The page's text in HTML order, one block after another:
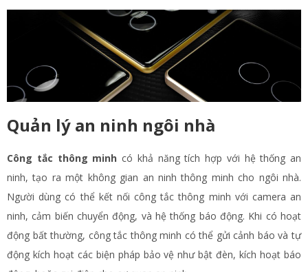
Quản lý an ninh ngôi nhà
Công tắc thông minh có khả năng tích hợp với hệ thống an
ninh, tạo ra một không gian an ninh thông minh cho ngôi nhà.
Người dùng có thể kết nối công tắc thông minh với camera an
ninh, cảm biến chuyển động, và hệ thống báo động. Khi có hoạt
động bất thường, công tắc thông minh có thể gửi cảnh báo và tự
động kích hoạt các biện pháp bảo vệ như bật đèn, kích hoạt báo